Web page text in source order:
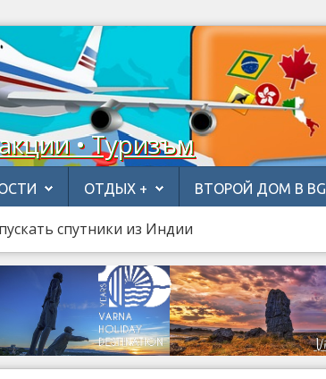
• Туризъм
ОТДЫХ + ВТОРОЙ ДОМ В BG
спутники из Индии